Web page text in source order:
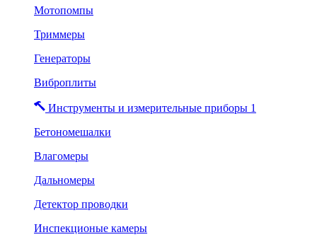
Мотопомпы
Триммеры
Генераторы
Виброплиты
Инструменты и измерительные приборы 1
Бетономешалки
Влагомеры
Дальномеры
Детектор проводки
Инспекционые камеры